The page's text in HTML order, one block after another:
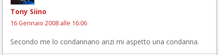
Tony Siino
16 Gennaio 2008 alle 16:06
Secondo me lo condannano anzi mi aspetto una condanna.